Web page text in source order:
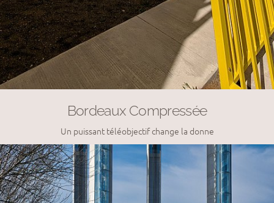
Bordeaux Compressée
Un puissant téléobjectif change la donne